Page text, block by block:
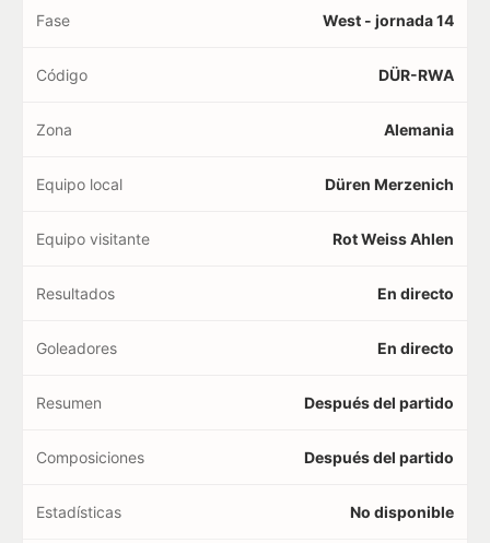
Fase West - jornada 14
Código DÜR-RWA
Zona Alemania
Equipo local Düren Merzenich
Equipo visitante Rot Weiss Ahlen
Resultados En directo
Goleadores En directo
Resumen Después del partido
Composiciones Después del partido
Estadísticas No disponible